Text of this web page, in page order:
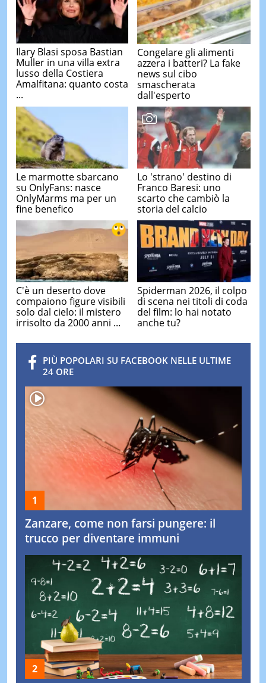
Ilary Blasi sposa Bastian
Muller in una villa extra
lusso della Costiera
Amalfitana: quanto costa
...
Congelare gli alimenti
azzera i batteri? La fake
news sul cibo
smascherata
dall'esperto
Le marmotte sbarcano
su OnlyFans: nasce
OnlyMarms ma per un
fine benefico
Lo 'strano' destino di
Franco Baresi: uno
scarto che cambiò la
storia del calcio
C'è un deserto dove
compaiono figure visibili
solo dal cielo: il mistero
irrisolto da 2000 anni ...
Spiderman 2026, il colpo
di scena nei titoli di coda
del film: lo hai notato
anche tu?
PIÙ POPOLARI SU FACEBOOK NELLE ULTIME
24 ORE
Zanzare, come non farsi pungere: il
trucco per diventare immuni